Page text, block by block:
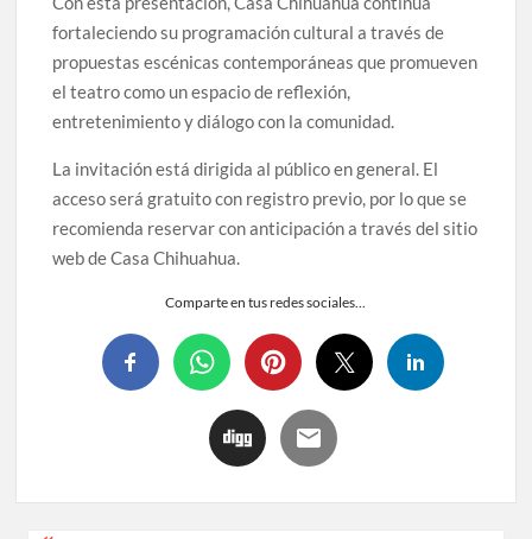
fortaleciendo su programación cultural a través de
propuestas escénicas contemporáneas que promueven
el teatro como un espacio de reflexión,
entretenimiento y diálogo con la comunidad.
La invitación está dirigida al público en general. El
acceso será gratuito con registro previo, por lo que se
recomienda reservar con anticipación a través del sitio
web de Casa Chihuahua.
Comparte en tus redes sociales...